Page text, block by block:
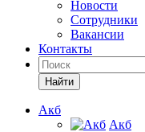
Новости
Сотрудники
Вакансии
Контакты
Найти
Акб
Акб